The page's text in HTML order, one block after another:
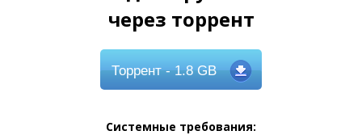
через торрент
Торрент- 1.8 GB
Системные требования: